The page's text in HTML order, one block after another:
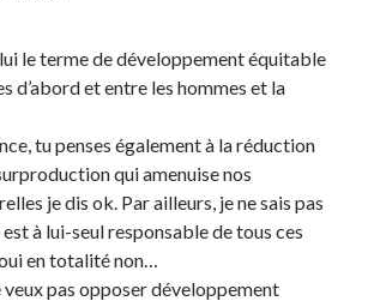
le terme de développement équitable
d’abord et entre les hommes et la
tu penses également à la réduction
qui amenuise nos
je dis ok. Par ailleurs, je ne sais pas
à lui-seul responsable de tous ces
en totalité non…
veux pas opposer développement